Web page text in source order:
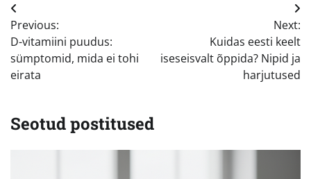
Navigeerimine
Previous:
D-vitamiini puudus:
sümptomid, mida ei tohi
eirata
Next:
Kuidas eesti keelt
iseseisvalt õppida? Nipid ja
harjutused
Seotud postitused